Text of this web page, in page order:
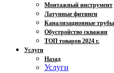
Монтажный инструмент
Латунные фитинги
Канализационные трубы
Обустройство скважин
ТОП товаров 2024 г.
Услуги
Назад
Услуги